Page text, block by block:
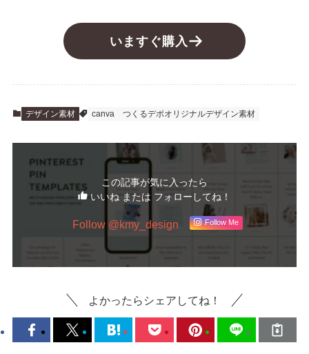
いますぐ購入
デザイン素材 canva つくるデポオリジナルデザイン素材
この記事が気に入ったら
いいね または フォローしてね！
Follow @kmy_design Follow Me
よかったらシェアしてね！